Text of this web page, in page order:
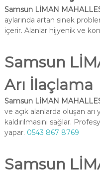
Samsun LİMAN
aylarında artan sinek
içerir. Alanlar hijyenik ve
Samsun
Arı İlaçlama
Samsun LİMAN
ve açık alanlarda oluşan
kaldırılmasını sağlar.
yapar. 0543 867 8769
Samsun